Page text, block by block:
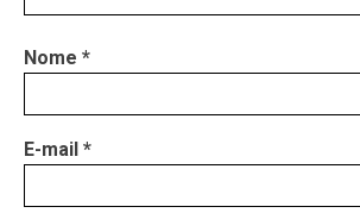
Nome *
E-mail *